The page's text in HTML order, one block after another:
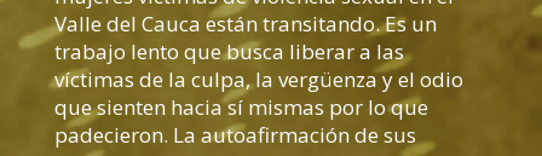
Valle del Cauca están transitando. Es un
trabajo lento que busca liberar a las
víctimas de la culpa, la vergüenza y el odio
que sienten hacia sí mismas por lo que
padecieron. La autoafirmación de sus